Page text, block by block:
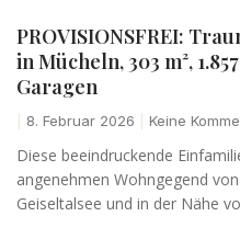
PROVISIONSFREI:
in Mücheln, 303 m²,
Garagen
8. Februar 2026 Keine
Diese beeindruckende
angenehmen Wohngegend
Geiseltalsee und in der Nähe